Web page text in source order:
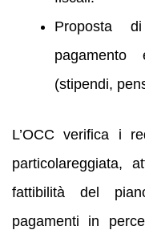
Proposta
(stipendi,
L’OCC verifica i
particolareggiata,
fattibilità del
pagamenti in